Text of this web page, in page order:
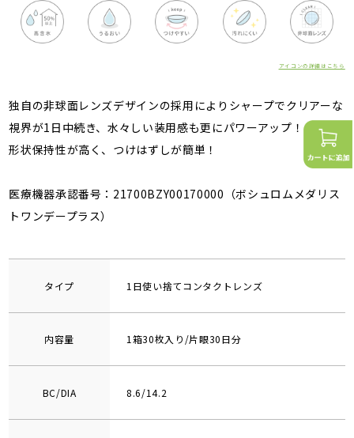
アイコンの詳細はこちら
独自の非球面レンズデザインの採用によりシャープでクリアーな
視界が1日中続き、水々しい装用感も更にパワーアップ！
形状保持性が高く、つけはずしが簡単！
医療機器承認番号：21700BZY00170000（ボシュロムメダリス
トワンデープラス）
タイプ 1日使い捨てコンタクトレンズ
内容量 1箱30枚入り/片眼30日分
BC/DIA 8.6/14.2